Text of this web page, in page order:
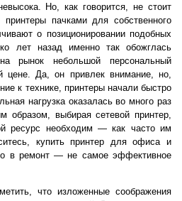
Но, как говорится, не стоит
пачками для собственного
о позиционировании подобных
лет назад именно так обожглась
рынок небольшой персональный
цене. Да, он привлек внимание, но,
к технике, принтеры начали быстро
нагрузка оказалась во много раз
образом, выбирая сетевой принтер,
ресурс необходим — как часто им
купить принтер для офиса и
в ремонт — не самое эффективное
что изложенные соображения